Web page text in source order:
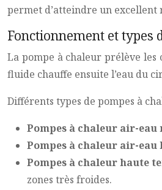
permet d’atteindre un
Fonctionnement et types
La pompe à chaleur prélève
fluide chauffe ensuite l’eau du
Différents types de pompes à
Pompes à chaleur air-eau
Pompes à chaleur air-eau
Pompes à chaleur haute
zones très froides.